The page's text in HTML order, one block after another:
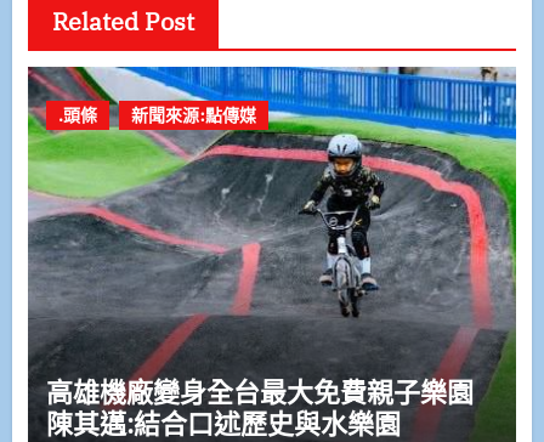
Related Post
.頭條 新聞來源:點傳媒
高雄機廠變身全台最大免費親子樂園
陳其邁:結合口述歷史與水樂園